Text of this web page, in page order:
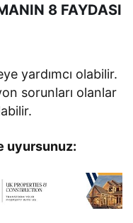
8 FAYDASI
yardımcı olabilir.
sorunları olanlar
uyursunuz: